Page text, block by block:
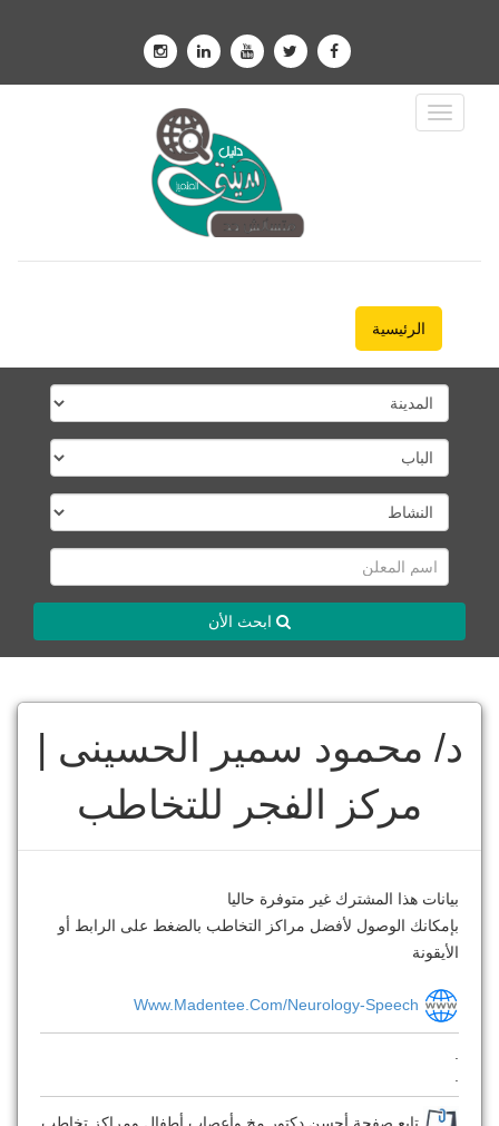
Toggle
Navigation
الرئيسية
ابحث الأن
د/ محمود سمير الحسينى |
مركز الفجر للتخاطب
بيانات هذا المشترك غير متوفرة حاليا
بإمكانك الوصول لأفضل مراكز التخاطب بالضغط على الرابط أو
الأيقونة
Www.Madentee.Com/neurology-Speech
تابع صفحة أحسن دكتور مخ وأعصاب أطفال ومراكز تخاطب